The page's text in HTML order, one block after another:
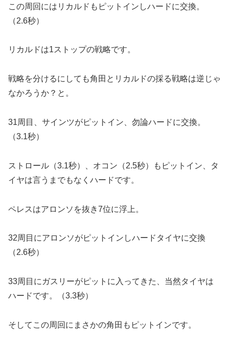
この周回にはリカルドもピットインしハードに交換。
（2.6秒）
リカルドは1ストップの戦略です。
戦略を分けるにしても角田とリカルドの採る戦略は逆じゃ
なかろうか？と。
31周目、サインツがピットイン、勿論ハードに交換。
（3.1秒）
ストロール（3.1秒）、オコン（2.5秒）もピットイン、タ
イヤは言うまでもなくハードです。
ペレスはアロンソを抜き7位に浮上。
32周目にアロンソがピットインしハードタイヤに交換
（2.6秒）
33周目にガスリーがピットに入ってきた、当然タイヤは
ハードです。（3.3秒）
そしてこの周回にまさかの角田もピットインです。